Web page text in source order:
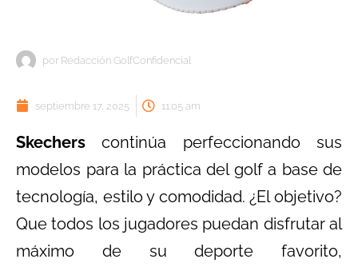
por Redacción GolfConfidencial
septiembre 17, 2025 11:05 am
Skechers continúa perfeccionando sus
modelos para la práctica del golf a base de
tecnología, estilo y comodidad. ¿El objetivo?
Que todos los jugadores puedan disfrutar al
máximo de su deporte favorito,